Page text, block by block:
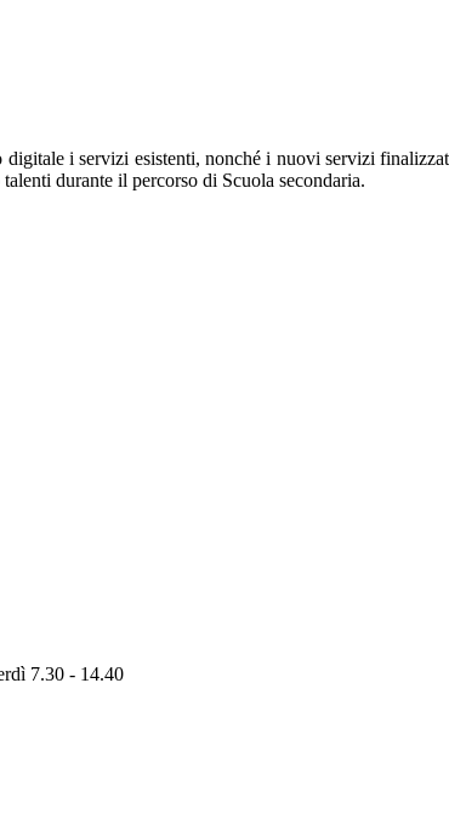
i servizi esistenti, nonché i nuovi servizi
durante il percorso di Scuola secondaria.
7.30 - 14.40